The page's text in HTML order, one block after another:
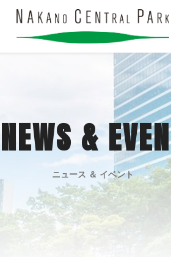
NEWS &
ニュース ＆ イベント